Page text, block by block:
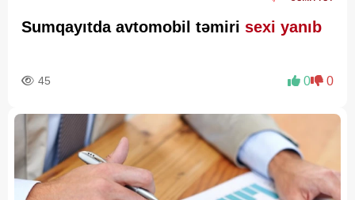
Sumqayıtda avtomobil təmiri sexi yanıb
45 0 0